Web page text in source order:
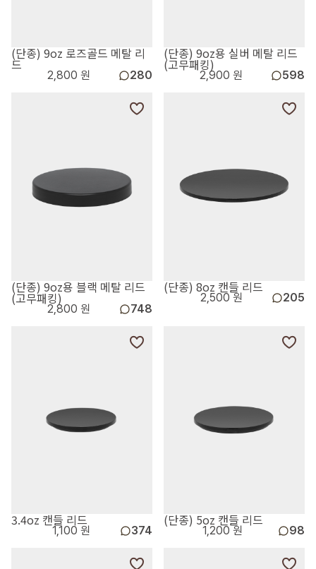
(단종) 9oz 로즈골드 메탈 리
드
2,800 원 280
(단종) 9oz용 실버 메탈 리드
(고무패킹)
2,900 원 598
(단종) 9oz용 블랙 메탈 리드
(고무패킹)
2,800 원 748
(단종) 8oz 캔들 리드
2,500 원 205
3.4oz 캔들 리드
1,100 원 374
(단종) 5oz 캔들 리드
1,200 원 98